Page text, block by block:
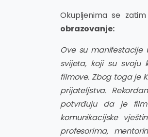
Okupljenima se
obrazovanje:
Ove su
svijeta, koji su svoju
filmove. Zbog toga je
prijateljstva.
potvrđuju da je film
komunikacijske
profesorima,